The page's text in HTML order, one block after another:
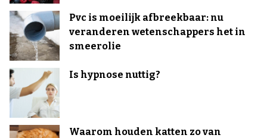
Pvc is moeilijk afbreekbaar: nu
veranderen wetenschappers het in
smeerolie
Is hypnose nuttig?
Waarom houden katten zo van